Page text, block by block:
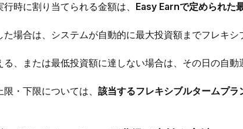
時に割り当てられる金額は、 Easy Earnで定められた
た場合は、システムが自動的に最大投資額までフレキシ
、または最低投資額に達しない場合は、その日の自動
・下限については、 該当するフレキシブルタームプラ